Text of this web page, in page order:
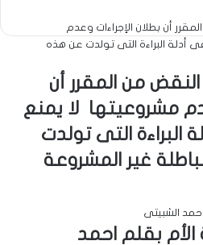
من المقرر أن
مشروعيتها لا يمنع
البراءة التى تولدت
غير المشروعة
بقلم احمد